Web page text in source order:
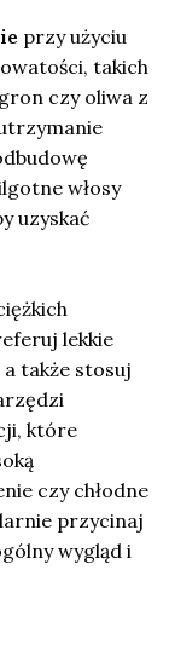
przy użyciu
takich
czy oliwa z
włosy
uzyskać
lekkie
także stosuj
które
czy chłodne
przycinaj
wygląd i